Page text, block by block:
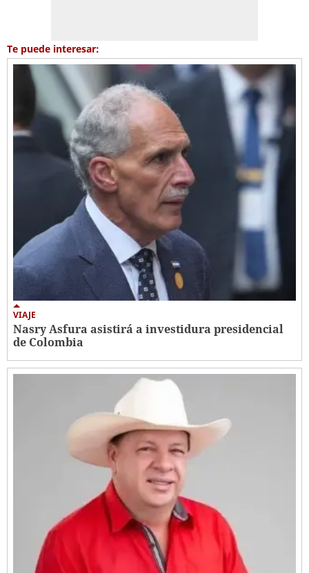
Te puede interesar:
VIAJE
Nasry Asfura asistirá a investidura presidencial
de Colombia